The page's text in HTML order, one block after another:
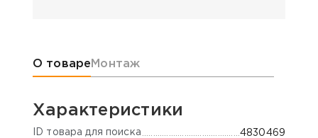
Информация о товаре
О товаре Монтаж
Характеристики
ID товара для поиска 4830469